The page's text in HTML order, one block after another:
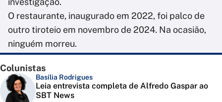
O restaurante, inaugurado em 2022, foi palco de
outro tiroteio em novembro de 2024. Na ocasião,
ninguém morreu.
Colunistas
Basília Rodrigues
Leia entrevista completa de Alfredo Gaspar ao
SBT News